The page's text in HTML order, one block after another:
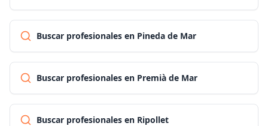
Buscar profesionales en Pineda de Mar
Buscar profesionales en Premià de Mar
Buscar profesionales en Ripollet